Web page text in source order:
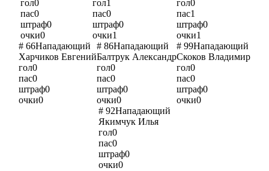
гол0
пас0
штраф0
очки0
гол1
пас0
штраф0
очки1
гол0
пас1
штраф0
очки1
# 66Нападающий
Харчиков Евгений
гол0
пас0
штраф0
очки0
# 86Нападающий
Балтрук Александр
гол0
пас0
штраф0
очки0
# 99Нападающий
Скоков Владимир
гол0
пас0
штраф0
очки0
# 92Нападающий
Якимчук Илья
гол0
пас0
штраф0
очки0